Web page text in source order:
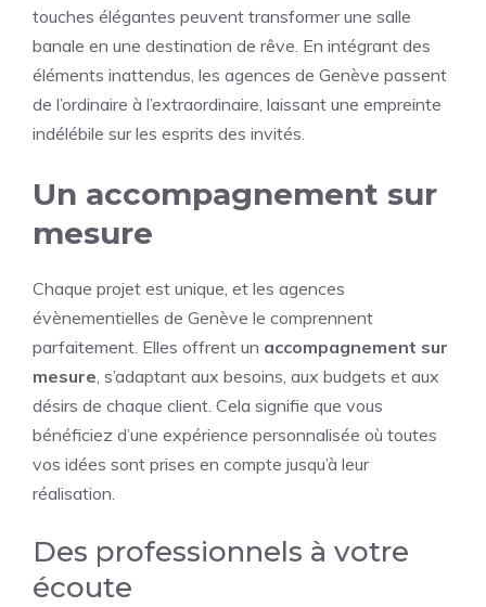
touches élégantes peuvent transformer une salle
banale en une destination de rêve. En intégrant des
éléments inattendus, les agences de Genève passent
de l’ordinaire à l’extraordinaire, laissant une empreinte
indélébile sur les esprits des invités.
Un accompagnement sur
mesure
Chaque projet est unique, et les agences
évènementielles de Genève le comprennent
parfaitement. Elles offrent un accompagnement sur
mesure, s’adaptant aux besoins, aux budgets et aux
désirs de chaque client. Cela signifie que vous
bénéficiez d’une expérience personnalisée où toutes
vos idées sont prises en compte jusqu’à leur
réalisation.
Des professionnels à votre
écoute